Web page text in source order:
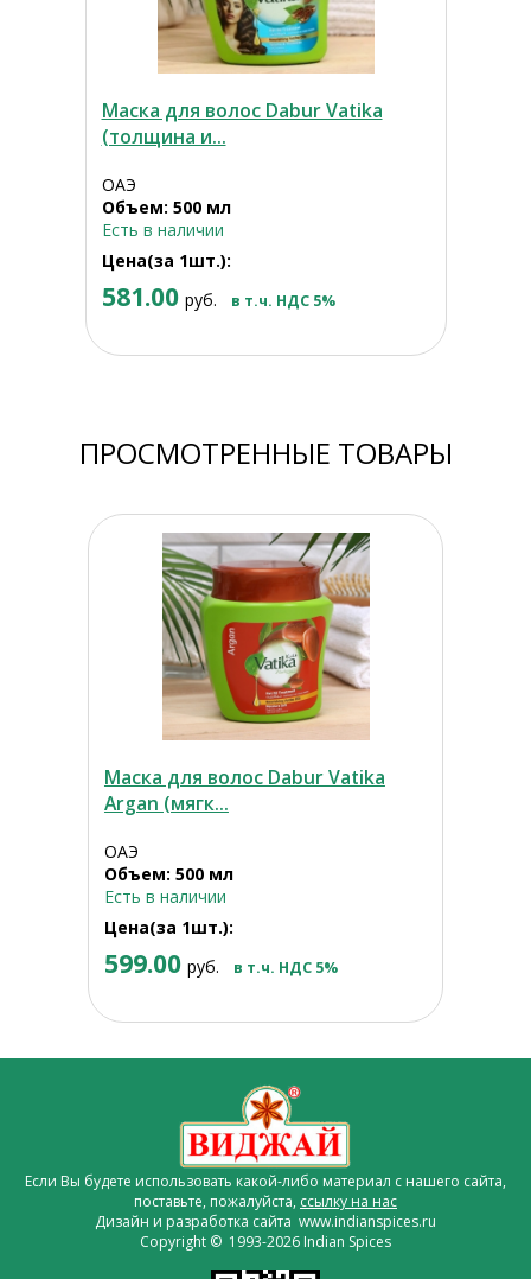
Маска для волос Dabur Vatika
(толщина и...
ОАЭ
Объем: 500 мл
Есть в наличии
Цена(за 1шт.):
581.00 руб. в т.ч. НДС 5%
ПРОСМОТРЕННЫЕ ТОВАРЫ
Маска для волос Dabur Vatika
Argan (мягк...
ОАЭ
Объем: 500 мл
Есть в наличии
Цена(за 1шт.):
599.00 руб. в т.ч. НДС 5%
Если Вы будете использовать какой-либо материал с нашего сайта,
поставьте, пожалуйста, ссылку на нас
Дизайн и разработка сайта www.indianspices.ru
Copyright © 1993-2026 Indian Spices